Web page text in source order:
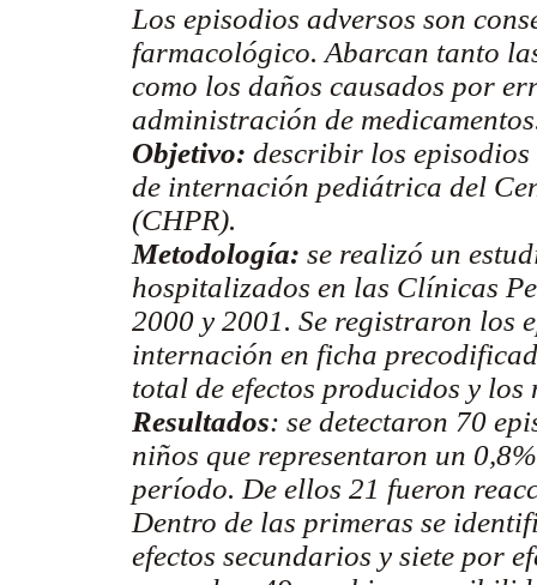
Los episodios adversos son
farmacológico. Abarcan tanto
como los daños causados por
administración de
Objetivo: describir los episodios
de internación pediátrica del
(CHPR).
Metodología: se realizó un
hospitalizados en las Clínicas
2000 y 2001. Se registraron los
internación en ficha
total de efectos producidos y
Resultados: se detectaron 70
niños que representaron un
período. De ellos 21 fueron
Dentro de las primeras se
efectos secundarios y siete por